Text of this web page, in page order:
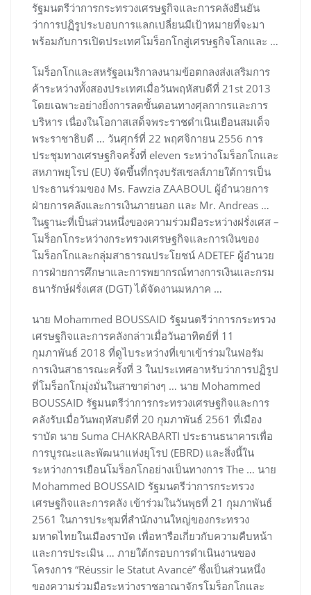
รัฐมนตรีว่าการกระทรวงเศรษฐกิจและการคลังยืนยัน
ว่าการปฏิรูประบอบการแลกเปลี่ยนมีเป้าหมายที่จะมา
พร้อมกับการเปิดประเทศโมร็อกโกสู่เศรษฐกิจโลกและ …
โมร็อกโกและสหรัฐอเมริกาลงนามข้อตกลงส่งเสริมการ
ค้าระหว่างทั้งสองประเทศเมื่อวันพฤหัสบดีที่ 21st 2013
โดยเฉพาะอย่างยิ่งการลดขั้นตอนทางศุลกากรและการ
บริหาร เนื่องในโอกาสเสด็จพระราชดำเนินเยือนสมเด็จ
พระราชาธิบดี … วันศุกร์ที่ 22 พฤศจิกายน 2556 การ
ประชุมทางเศรษฐกิจครั้งที่ eleven ระหว่างโมร็อกโกและ
สหภาพยุโรป (EU) จัดขึ้นที่กรุงบรัสเซลส์ภายใต้การเป็น
ประธานร่วมของ Ms. Fawzia ZAABOUL ผู้อำนวยการ
ฝ่ายการคลังและการเงินภายนอก และ Mr. Andreas …
ในฐานะที่เป็นส่วนหนึ่งของความร่วมมือระหว่างฝรั่งเศส –
โมร็อกโกระหว่างกระทรวงเศรษฐกิจและการเงินของ
โมร็อกโกและกลุ่มสาธารณประโยชน์ ADETEF ผู้อำนวย
การฝ่ายการศึกษาและการพยากรณ์ทางการเงินและกรม
ธนารักษ์ฝรั่งเศส (DGT) ได้จัดงานมหภาค …
นาย Mohammed BOUSSAID รัฐมนตรีว่าการกระทรวง
เศรษฐกิจและการคลังกล่าวเมื่อวันอาทิตย์ที่ 11
กุมภาพันธ์ 2018 ที่ดูไบระหว่างที่เขาเข้าร่วมในฟอรัม
การเงินสาธารณะครั้งที่ 3 ในประเทศอาหรับว่าการปฏิรูป
ที่โมร็อกโกมุ่งมั่นในสาขาต่างๆ … นาย Mohammed
BOUSSAID รัฐมนตรีว่าการกระทรวงเศรษฐกิจและการ
คลังรับเมื่อวันพฤหัสบดีที่ 20 กุมภาพันธ์ 2561 ที่เมือง
ราบัต นาย Suma CHAKRABARTI ประธานธนาคารเพื่อ
การบูรณะและพัฒนาแห่งยุโรป (EBRD) และสิ่งนี้ใน
ระหว่างการเยือนโมร็อกโกอย่างเป็นทางการ The … นาย
Mohammed BOUSSAID รัฐมนตรีว่าการกระทรวง
เศรษฐกิจและการคลัง เข้าร่วมในวันพุธที่ 21 กุมภาพันธ์
2561 ในการประชุมที่สำนักงานใหญ่ของกระทรวง
มหาดไทยในเมืองราบัต เพื่อหารือเกี่ยวกับความคืบหน้า
และการประเมิน … ภายใต้กรอบการดำเนินงานของ
โครงการ “Réussir le Statut Avancé” ซึ่งเป็นส่วนหนึ่ง
ของความร่วมมือระหว่างราชอาณาจักรโมร็อกโกและ